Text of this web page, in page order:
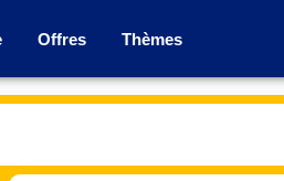
Offres Thèmes